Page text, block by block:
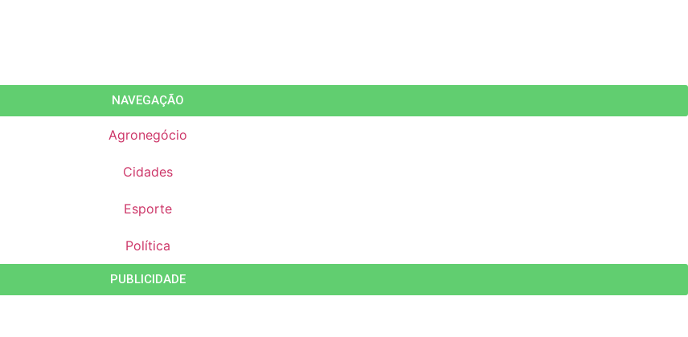
NAVEGAÇÃO
Agronegócio
Cidades
Esporte
Política
PUBLICIDADE